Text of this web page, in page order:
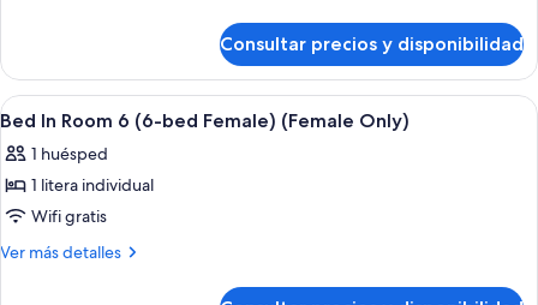
mixto
compartido
estándar,
dormitorio
Consultar precios y disponibilidad
Abrir
todas
las
fotos
de
Bed
2
Bed In Room 6 (6-bed Female) (Female Only)
1 huésped
1 litera individual
Wifi gratis
Ver más detalles
Más